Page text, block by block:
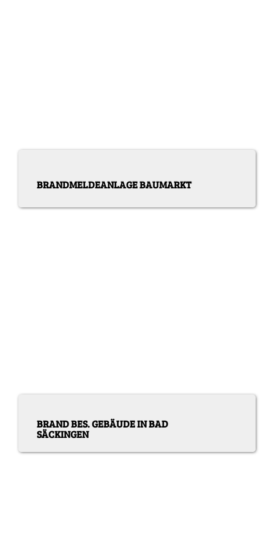
BRANDMELDEANLAGE BAUMARKT
BRAND BES. GEBÄUDE IN BAD
SÄCKINGEN